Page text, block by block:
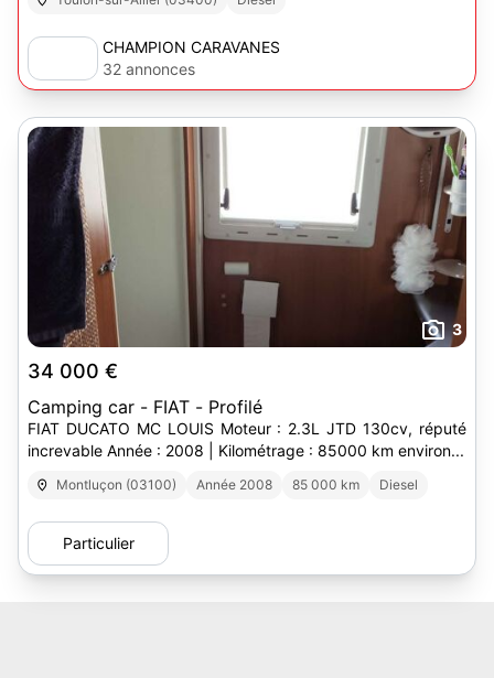
CHAMPION CARAVANES
32 annonces
3
34 000 €
Camping car - FIAT - Profilé
FIAT DUCATO MC LOUIS Moteur : 2.3L JTD 130cv, réputé
increvable Année : 2008 | Kilométrage : 85000 km environ...
Montluçon (03100) Année 2008 85 000 km Diesel
Particulier